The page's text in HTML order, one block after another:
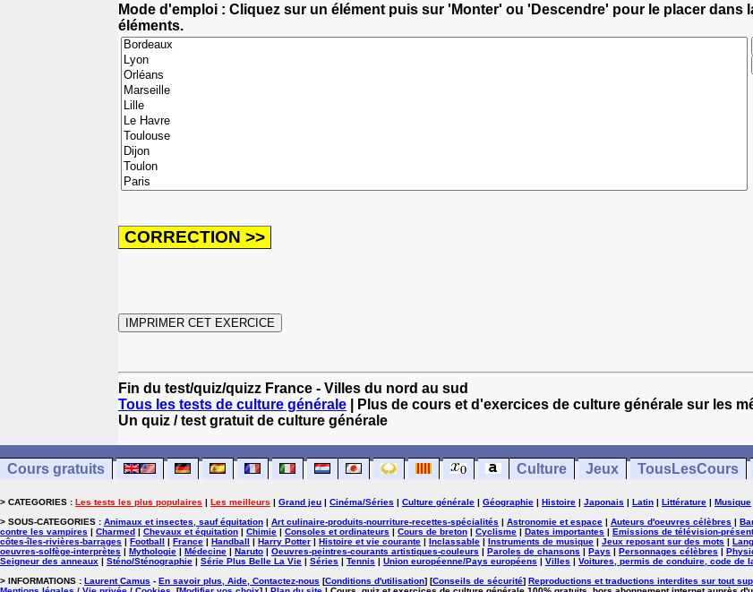
Mode d'emploi : Cliquez sur un élément puis sur 'Monter' ou 'Descendre' pour le placer
éléments.
Fin du test/quiz/quizz France - Villes du nord au sud
Tous les tests de culture générale | Plus de cours et d'exercices de culture générale sur les
Un quiz / test gratuit de culture générale
Cours gratuits Culture Jeux TousLesCours
> CATEGORIES : Les tests les plus populaires | Les meilleurs | Grand jeu | Cinéma/Séries | Culture générale | Géographie | Histoire | Japonais | Latin | Littérature | Musique
> SOUS-CATEGORIES : Animaux et insectes, sauf équitation | Art culinaire-produits-nourriture-recettes-spécialités | Astronomie et espace | Auteurs d'oeuvres célèbres |
contre les vampires | Charmed | Chevaux et équitation | Chimie | Consoles et ordinateurs | Cours de breton | Cyclisme | Dates importantes | Emissions de télévision-
côtes-îles-rivières-barrages | Football | France | Handball | Harry Potter | Histoire et vie courante | Inclassable | Instruments de musique | Jeux reposant sur des mots |
oeuvres-solfège-interprètes | Mythologie | Médecine | Naruto | Oeuvres-peintres-courants artistiques-couleurs | Paroles de chansons | Pays | Personnages célèbres |
Seigneur des anneaux | Sténo/Sténographie | Série Plus Belle La Vie | Séries | Tennis | Union européenne/Pays européens | Villes | Voitures, permis de conduire, code de
> INFORMATIONS : Laurent Camus - En savoir plus, Aide, Contactez-nous [Conditions d'utilisation] [Conseils de sécurité] Reproductions et traductions interdites sur tout